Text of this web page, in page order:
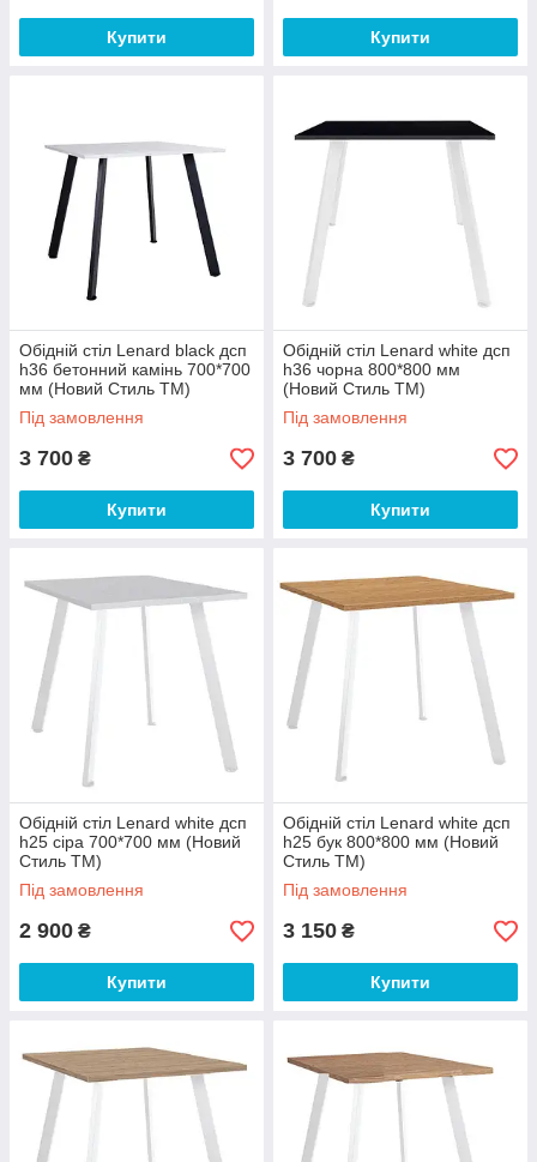
Купити Купити
Обідній стіл Lenard black дсп
h36 бетонний камінь 700*700
мм (Новий Стиль ТМ)
Під замовлення
3 700 ₴
Купити
Обідній стіл Lenard white дсп
h36 чорна 800*800 мм
(Новий Стиль ТМ)
Під замовлення
3 700 ₴
Купити
Обідній стіл Lenard white дсп
h25 сіра 700*700 мм (Новий
Стиль ТМ)
Під замовлення
2 900 ₴
Купити
Обідній стіл Lenard white дсп
h25 бук 800*800 мм (Новий
Стиль ТМ)
Під замовлення
3 150 ₴
Купити